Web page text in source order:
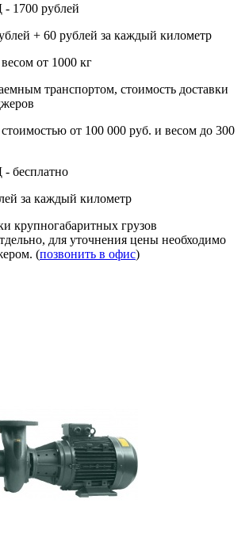
1700 рублей
+ 60 рублей за каждый километр
весом от 1000 кг
транспортом, стоимость доставки
стоимостью от 100 000 руб. и весом до 300
бесплатно
за каждый километр
крупногабаритных грузов
для уточнения цены необходимо
(позвонить в офис)